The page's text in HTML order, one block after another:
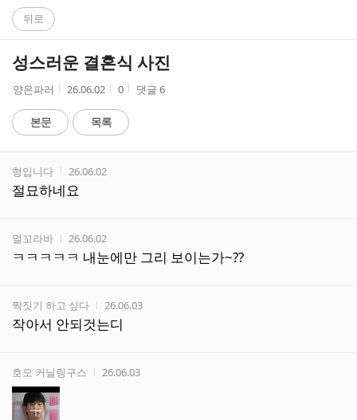
C
뒤로
성스러운 결혼식 사진
작
자
양은파러
작
시
간
26.06.02
조
수
0 댓글 6
본문 목록
작성자
형입니다 작성시간
26.06.02
절묘하네요
작성자
멀꼬라바 작성시간
26.06.02
ㅋㅋㅋㅋㅋ 내눈에만 그리 보이는가~??
작성자
짝짓기 하고 싶다 작성시간
26.06.03
작아서 안되것는디
작성자
호모 커닐링구스 작성시간
26.06.03